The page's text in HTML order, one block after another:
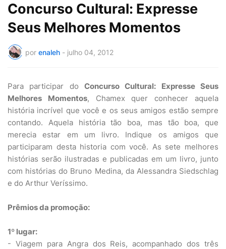
Concurso Cultural: Expresse
Seus Melhores Momentos
por enaleh - julho 04, 2012
Para participar do Concurso Cultural: Expresse Seus
Melhores Momentos, Chamex quer conhecer aquela
história incrível que você e os seus amigos estão sempre
contando. Aquela história tão boa, mas tão boa, que
merecia estar em um livro. Indique os amigos que
participaram desta historia com você. As sete melhores
histórias serão ilustradas e publicadas em um livro, junto
com histórias do Bruno Medina, da Alessandra Siedschlag
e do Arthur Veríssimo.
Prêmios da promoção:
1º lugar:
- Viagem para Angra dos Reis, acompanhado dos três